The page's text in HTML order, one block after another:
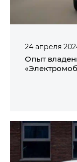
24 апреля
Опыт